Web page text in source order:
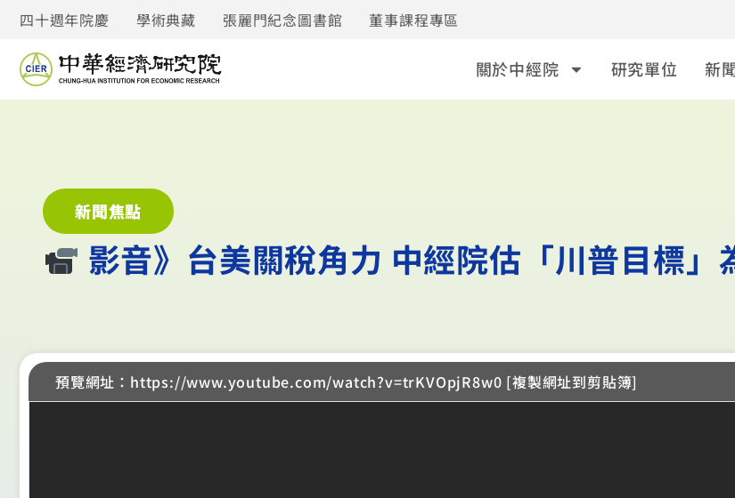
四十週年院慶 學術典藏 張麗門紀念圖書館 董事課程專區
關於中經院 研究單位 新
新聞焦點
影音》台美關稅角力 中經院估「川普目標
預覽網址：https://www.youtube.com/watch?v=trKVOpjR8w0 [複製網址到剪貼簿]